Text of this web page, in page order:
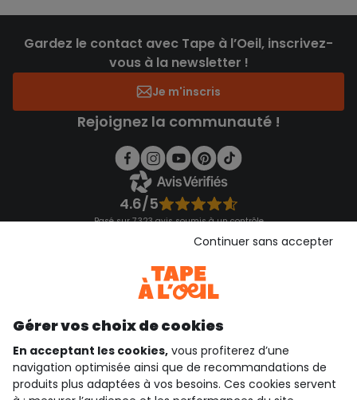
Gardez le contact avec Tape à l’Oeil, inscrivez-
vous à la newsletter !
Je m'inscris
Rejoignez la communauté !
4.6/5
Basé sur 7 323 avis soumis à un contrôle
Consulter les CGU
qui sommes-nous ?
Gérer vos choix de cookies
En acceptant les cookies, vous profiterez d’une
navigation optimisée ainsi que de recommandations de
produits plus adaptées à vos besoins. Ces cookies servent
Continuer sans accepter